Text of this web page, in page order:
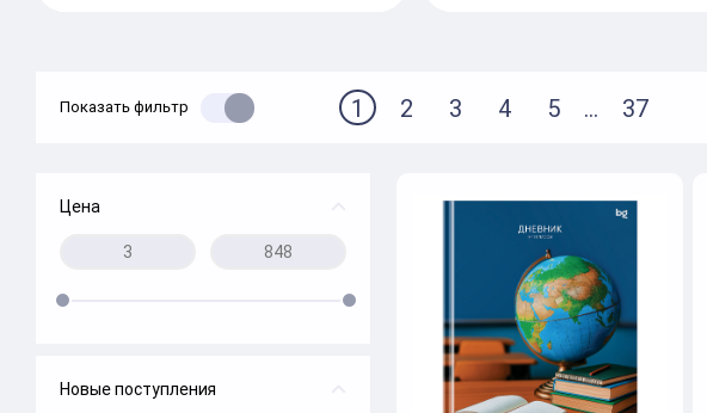
Показать фильтр 1 2 3 4 5 ... 37
Цена
Новые поступления